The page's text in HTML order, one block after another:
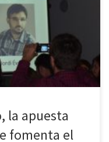
de Madrid. Los Premios
de ONG para el
la apuesta
fomenta el